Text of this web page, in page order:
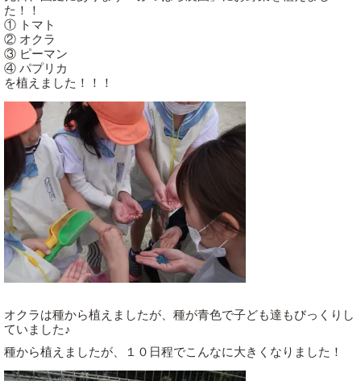
た！！
① トマト
② オクラ
③ ピーマン
④ パプリカ
を植えました！！！
オクラは種から植えましたが、種が青色で子ども達もびっくりし
ていました♪
種から植えましたが、１０日程でこんなに大きくなりました！